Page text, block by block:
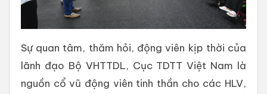
Sự quan tâm, thăm hỏi, động viên kịp thời của
lãnh đạo Bộ VHTTDL, Cục TDTT Việt Nam là
nguồn cổ vũ động viên tinh thần cho các HLV,